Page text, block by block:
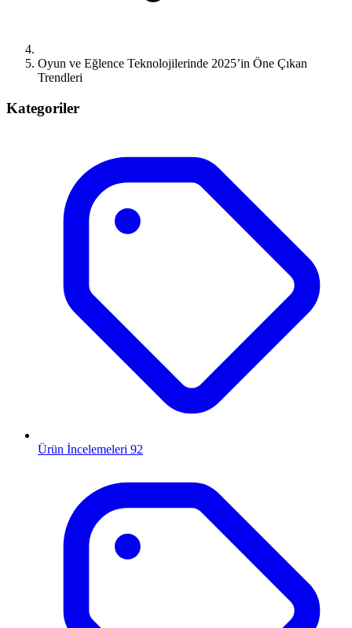
Oyun ve Eğlence Teknolojilerinde 2025’in Öne Çıkan
Trendleri
Kategoriler
Ürün İncelemeleri 92